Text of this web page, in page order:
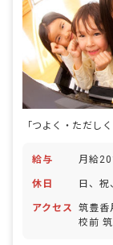
給与 月給
休日 日、
アクセス
筑豊香
校前